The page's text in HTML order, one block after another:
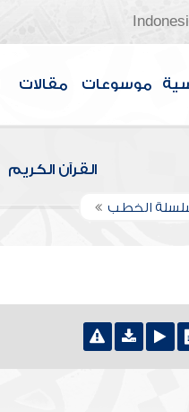
موسوعات مقالات
القرآن الكريم
الخطب